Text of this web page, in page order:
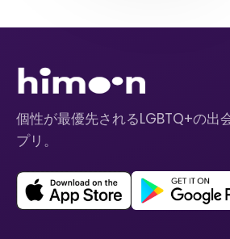
個性が最優先されるLGBTQ+の出
プリ。